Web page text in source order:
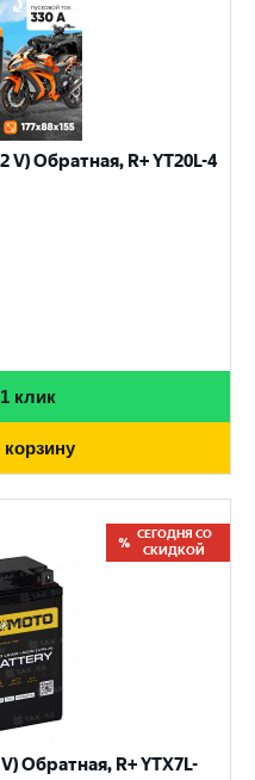
V) Обратная, R+ YT20L-4
клик
СЕГОДНЯ СО
СКИДКОЙ
Обратная, R+ YTX7L-